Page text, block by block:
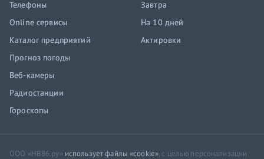
Телефоны
Online сервисы
Каталог предприятий
Прогноз погоды
Веб-камеры
Радиостанции
Гороскопы
Завтра
На 10 дней
Актировки
ООО «НВ86.ру» использует файлы «cookie», с целью персонализации